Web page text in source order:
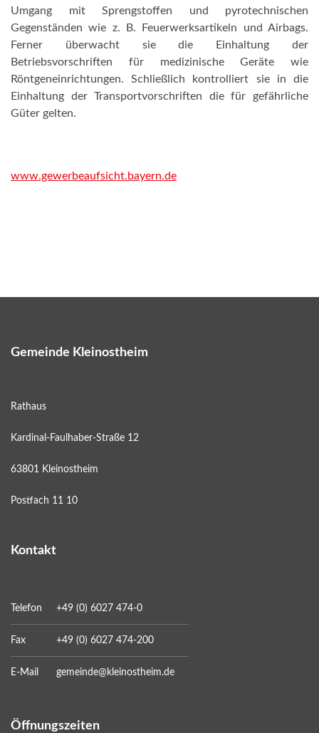
Umgang mit Sprengstoffen und pyrotechnischen
Gegenständen wie z. B. Feuerwerksartikeln und Airbags.
Ferner überwacht sie die Einhaltung der
Betriebsvorschriften für medizinische Geräte wie
Röntgeneinrichtungen. Schließlich kontrolliert sie in die
Einhaltung der Transportvorschriften die für gefährliche
Güter gelten.
www.gewerbeaufsicht.bayern.de
Gemeinde Kleinostheim
Rathaus
Kardinal-Faulhaber-Straße 12
63801 Kleinostheim
Postfach 11 10
Kontakt
Telefon +49 (0) 6027 474-0
Fax +49 (0) 6027 474-200
E-Mail gemeinde@kleinostheim.de
Öffnungszeiten